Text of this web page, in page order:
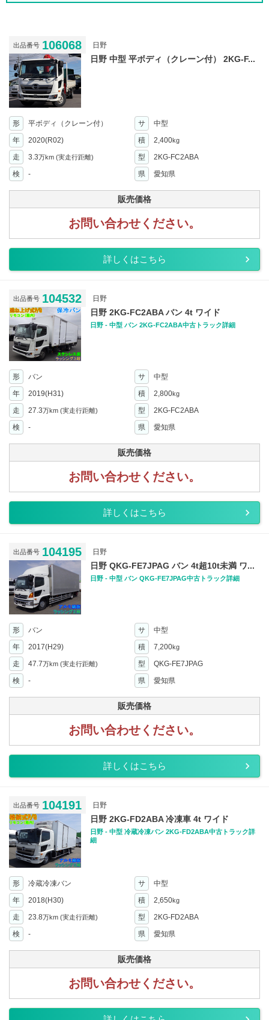
出品番号 106068 日野
日野 中型 平ボディ（クレーン付） 2KG-F...
形 平ボディ（クレーン付） サ
中型
年
2020(R02) 積 2,400kg
走 3.3万km (実走行距離) 型
2KG-FC2ABA
検
- 県 愛知県
販売価格
お問い合わせください。
詳しくはこちら
出品番号 104532 日野
日野 2KG-FC2ABA バン 4t ワイド
日野 - 中型 バン 2KG-FC2ABA中古トラック詳細
形 バン サ
中型
年
2019(H31) 積 2,800kg
走 27.3万km (実走行距離) 型
2KG-FC2ABA
検
- 県 愛知県
販売価格
お問い合わせください。
詳しくはこちら
出品番号 104195 日野
日野 QKG-FE7JPAG バン 4t超10t未満 ワ...
日野 - 中型 バン QKG-FE7JPAG中古トラック詳細
形 バン サ
中型
年
2017(H29) 積 7,200kg
走 47.7万km (実走行距離) 型
QKG-FE7JPAG
検
- 県 愛知県
販売価格
お問い合わせください。
詳しくはこちら
出品番号 104191 日野
日野 2KG-FD2ABA 冷凍車 4t ワイド
日野 - 中型 冷蔵冷凍バン 2KG-FD2ABA中古トラック詳
細
形 冷蔵冷凍バン サ
中型
年
2018(H30) 積 2,650kg
走 23.8万km (実走行距離) 型
2KG-FD2ABA
検
- 県 愛知県
販売価格
お問い合わせください。